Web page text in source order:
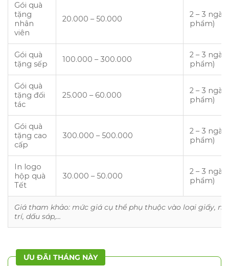
Gói quà
tặng
nhân
viên
20.000 – 50.000
2 – 3 ngày
phẩm)
Gói quà
tặng sếp
100.000 – 300.000
2 – 3 ngày
phẩm)
Gói quà
tặng đối
tác
25.000 – 60.000
2 – 3 ngày
phẩm)
Gói quà
tặng cao
cấp
300.000 – 500.000
2 – 3 ngày
phẩm)
In logo
hộp quà
Tết
30.000 – 50.000
2 – 3 ngày
phẩm)
Giá tham khảo: mức giá cụ thể phụ thuộc vào loại giấy,
trí, dấu sáp,…
ƯU ĐÃI THÁNG NÀY